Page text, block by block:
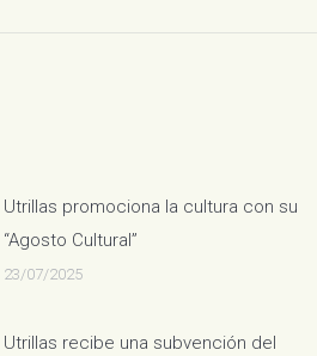
Utrillas promociona la cultura con su
“Agosto Cultural”
23/07/2025
Utrillas recibe una subvención del